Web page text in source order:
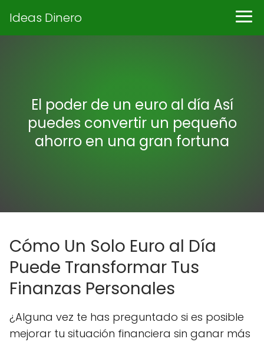
Ideas Dinero
El poder de un euro al día Así
puedes convertir un pequeño
ahorro en una gran fortuna
Cómo Un Solo Euro al Día
Puede Transformar Tus
Finanzas Personales
¿Alguna vez te has preguntado si es posible
mejorar tu situación financiera sin ganar más